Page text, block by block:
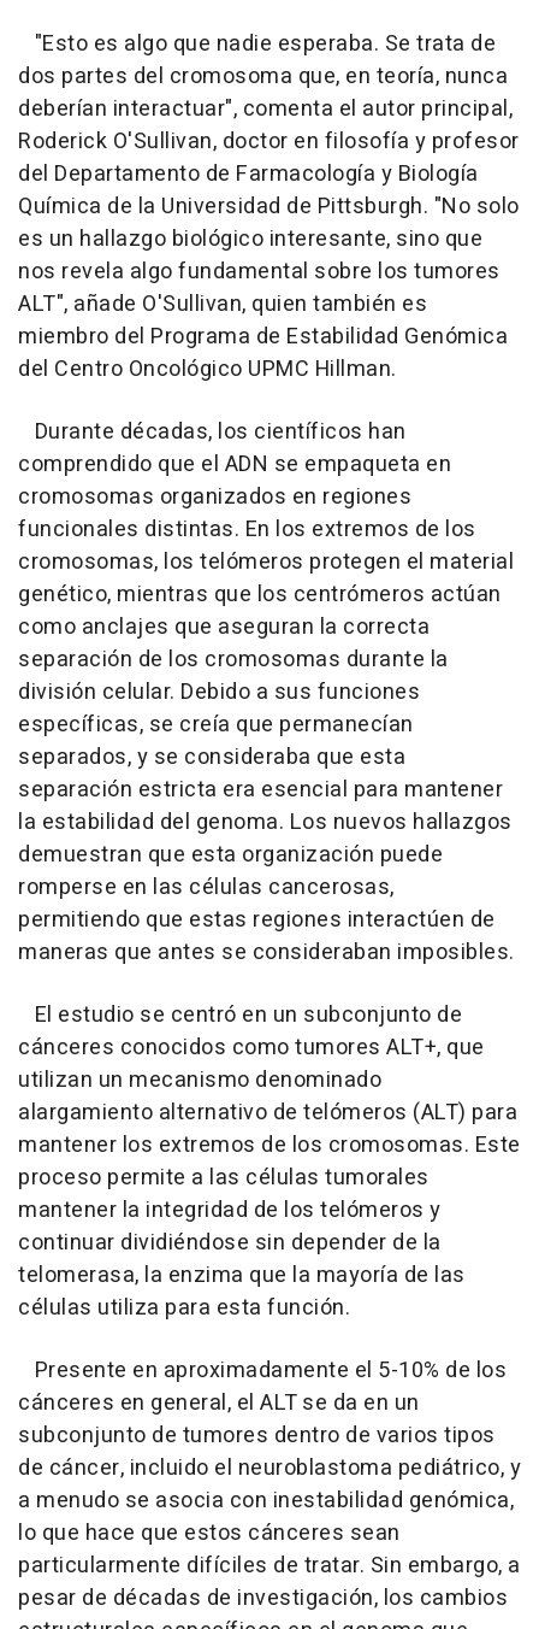
"Esto es algo que nadie esperaba. Se trata de
dos partes del cromosoma que, en teoría, nunca
deberían interactuar", comenta el autor principal,
Roderick O'Sullivan, doctor en filosofía y profesor
del Departamento de Farmacología y Biología
Química de la Universidad de Pittsburgh. "No solo
es un hallazgo biológico interesante, sino que
nos revela algo fundamental sobre los tumores
ALT", añade O'Sullivan, quien también es
miembro del Programa de Estabilidad Genómica
del Centro Oncológico UPMC Hillman.
Durante décadas, los científicos han
comprendido que el ADN se empaqueta en
cromosomas organizados en regiones
funcionales distintas. En los extremos de los
cromosomas, los telómeros protegen el material
genético, mientras que los centrómeros actúan
como anclajes que aseguran la correcta
separación de los cromosomas durante la
división celular. Debido a sus funciones
específicas, se creía que permanecían
separados, y se consideraba que esta
separación estricta era esencial para mantener
la estabilidad del genoma. Los nuevos hallazgos
demuestran que esta organización puede
romperse en las células cancerosas,
permitiendo que estas regiones interactúen de
maneras que antes se consideraban imposibles.
El estudio se centró en un subconjunto de
cánceres conocidos como tumores ALT+, que
utilizan un mecanismo denominado
alargamiento alternativo de telómeros (ALT) para
mantener los extremos de los cromosomas. Este
proceso permite a las células tumorales
mantener la integridad de los telómeros y
continuar dividiéndose sin depender de la
telomerasa, la enzima que la mayoría de las
células utiliza para esta función.
Presente en aproximadamente el 5-10% de los
cánceres en general, el ALT se da en un
subconjunto de tumores dentro de varios tipos
de cáncer, incluido el neuroblastoma pediátrico, y
a menudo se asocia con inestabilidad genómica,
lo que hace que estos cánceres sean
particularmente difíciles de tratar. Sin embargo, a
pesar de décadas de investigación, los cambios